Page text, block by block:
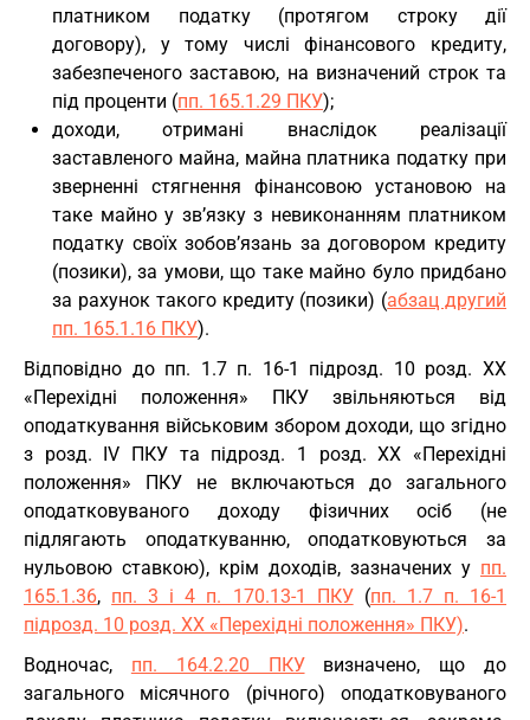
платником податку (протягом строку дії
договору), у тому числі фінансового кредиту,
забезпеченого заставою, на визначений строк та
під проценти (пп. 165.1.29 ПКУ);
доходи, отримані внаслідок реалізації
заставленого майна, майна платника податку при
зверненні стягнення фінансовою установою на
таке майно у зв’язку з невиконанням платником
податку своїх зобов’язань за договором кредиту
(позики), за умови, що таке майно було придбано
за рахунок такого кредиту (позики) (абзац другий
пп. 165.1.16 ПКУ).
Відповідно до пп. 1.7 п. 16-1 підрозд. 10 розд. XX
«Перехідні положення» ПКУ звільняються від
оподаткування військовим збором доходи, що згідно
з розд. IV ПКУ та підрозд. 1 розд. ХХ «Перехідні
положення» ПКУ не включаються до загального
оподатковуваного доходу фізичних осіб (не
підлягають оподаткуванню, оподатковуються за
нульовою ставкою), крім доходів, зазначених у пп.
165.1.36, пп. 3 і 4 п. 170.13-1 ПКУ(пп. 1.7 п. 16-1
підрозд. 10 розд. ХХ «Перехідні положення» ПКУ).
Водночас, пп. 164.2.20 ПКУвизначено, що до
загального місячного (річного) оподатковуваного